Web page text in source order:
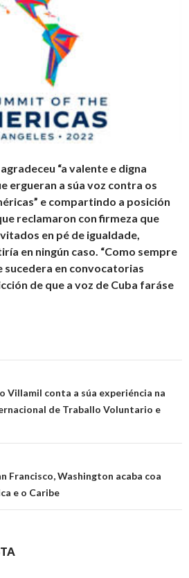
“a valente e digna
ergueran a súa voz contra os
e compartindo a posición
reclamaron con firmeza que
en pé de igualdade,
en ningún caso. “Como sempre
sucedera en convocatorias
de que a voz de Cuba faráse
Villamil conta a súa experiéncia na
de Traballo Voluntario e
Francisco, Washington acaba coa
e o Caribe